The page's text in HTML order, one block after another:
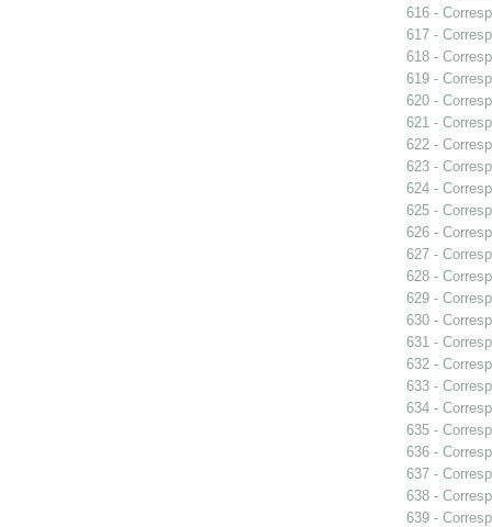
616 -
617 -
618 -
619 -
620 -
621 -
622 -
623 -
624 -
625 -
626 -
627 -
628 -
629 -
630 -
631 -
632 -
633 -
634 -
635 -
636 -
637 -
638 -
639 -